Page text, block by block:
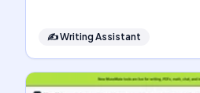
✍️Writing Assistant